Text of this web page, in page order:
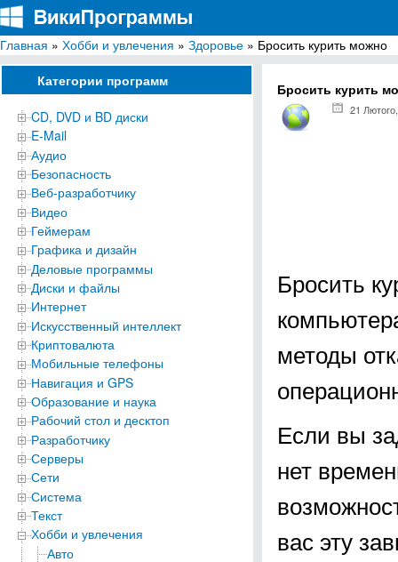
ВикиПрограммы
Энциклопедия бесплатных компьютерных программ для Windows
Главная » Хобби и увлечения » Здоровье » Бросить курить можно
Категории программ
CD, DVD и BD диски
E-Mail
Аудио
Безопасность
Веб-разработчику
Видео
Геймерам
Графика и дизайн
Деловые программы
Диски и файлы
Интернет
Искусственный интеллект
Криптовалюта
Мобильные телефоны
Навигация и GPS
Образование и наука
Рабочий стол и десктоп
Разработчику
Серверы
Сети
Система
Текст
Хобби и увлечения
Авто
Бросить курить
21
Бросить
методы
Если вы
нет
вас эту